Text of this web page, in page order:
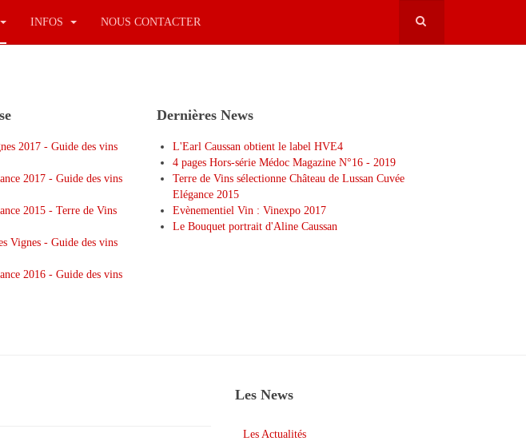
INFOS NOUS CONTACTER
2017 - Guide des vins
2017 - Guide des vins
2015 - Terre de Vins
Vignes - Guide des vins
2016 - Guide des vins
Dernières News
L'Earl Caussan obtient le label HVE4
4 pages Hors-série Médoc Magazine N°16 - 2019
Terre de Vins sélectionne Château de Lussan Cuvée
Elégance 2015
Evènementiel Vin : Vinexpo 2017
Le Bouquet portrait d'Aline Caussan
Les News
Les Actualités